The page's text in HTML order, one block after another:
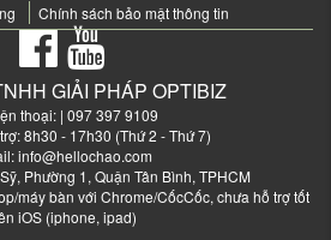
Chính sách bảo mật thông tin
GIẢI PHÁP OPTIBIZ
thoại: | 097 397 9109
8h30 - 17h30 (Thứ 2 - Thứ 7)
info@hellochao.com
Phường 1, Quận Tân Bình, TPHCM
máy bàn với Chrome/CốcCốc, chưa hỗ trợ tốt
iOS (iphone, ipad)